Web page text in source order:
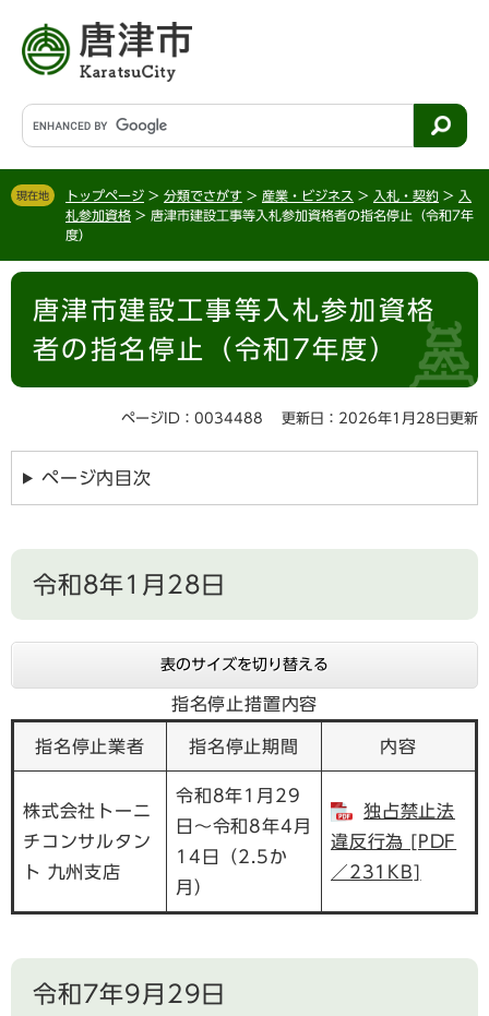
す
。
し
て
へ
G
o
g
l
ス
タ
ム
検
現在地 トップページ > 分類でさがす > 産業・ビジネス > 入札・契約 > 入
札参加資格 > 唐津市建設工事等入札参加資格者の指名停止（令和7年
度）
本
唐津市建設工事等入札参加資格
者の指名停止（令和7年度）
ページID：0034488 更新日：2026年1月28日更新
ページ内目次
令和8年1月28日
表のサイズを切り替える
指名停止措置内容
指名停止業者 指名停止期間 内容
株式会社トーニ
チコンサルタン
ト 九州支店
令和8年1月29
日～令和8年4月
14日（2.5か
月）
独占禁止法
違反行為 [PDF
／231KB]
令和7年9月29日